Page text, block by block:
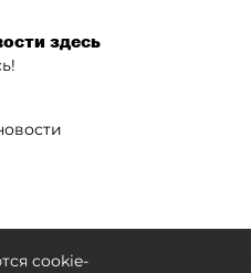
здесь
cookie-